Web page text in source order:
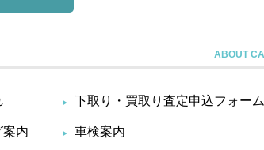
下取り・買取り査定申込フォーム
案内 車検案内